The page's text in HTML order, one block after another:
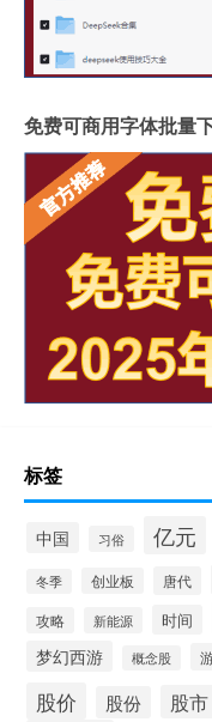
免费可商用字体批量
标签
中国 习俗 亿元
冬季 创业板 唐代
攻略 新能源 时间
梦幻西游 概念股
股价 股份 股市